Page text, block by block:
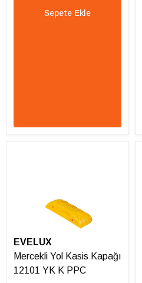
Sepete Ekle
EVELUX
Mercekli Yol Kasis Kapağı
12101 YK K PPC